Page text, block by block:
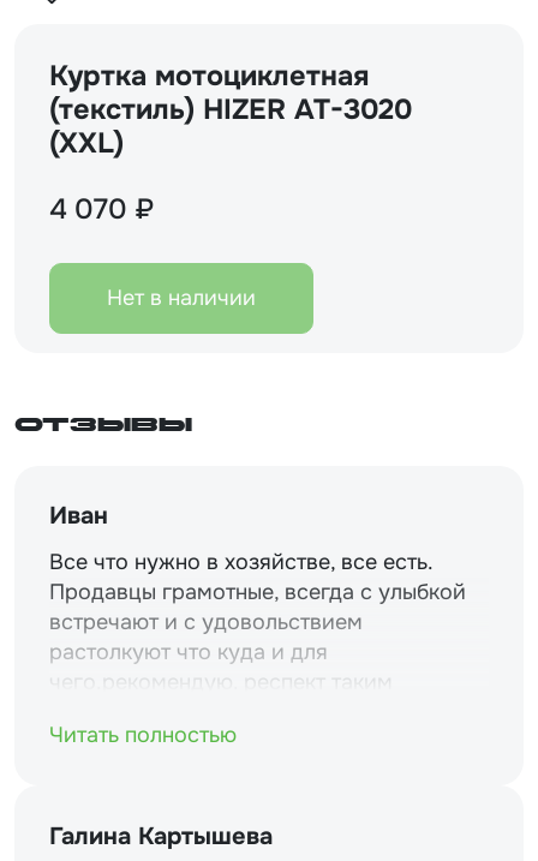
Куртка мотоциклетная
(текстиль) HIZER AT-3020
(XXL)
4 070 ₽
Нет в наличии
Отзывы
Иван
Все что нужно в хозяйстве, все есть.
Продавцы грамотные, всегда с улыбкой
встречают и с удовольствием
растолкуют что куда и для
чего.рекомендую. респект таким
Читать полностью
Галина Картышева